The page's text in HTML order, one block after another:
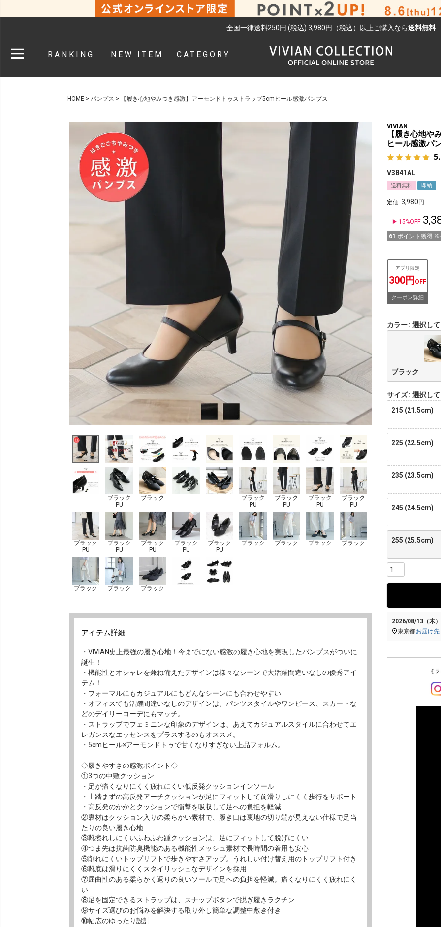
全国一律送料250円 (税込) 3,980円（税込）以上ご購入なら送料無料
RANKING NEW ITEM CATEGORY 検索
HOME パンプス 【履き心地やみつき感激】アーモンドトゥストラップ5cmヒール感激パンプス
ブラック
PU
ブラック
ブラック
PU
ブラック
PU
ブラック
PU
ブラック
PU
ブラック
PU
ブラック
PU
ブラック
PU
ブラック
PU
ブラック
PU
ブラック ブラック ブラック ブラック
ブラック ブラック ブラック
アイテム詳細
・VIVIAN史上最強の履き心地！今までにない感激の履き心地を実現したパンプスがついに
誕生！
・機能性とオシャレを兼ね備えたデザインは様々なシーンで大活躍間違いなしの優秀アイ
テム！
・フォーマルにもカジュアルにもどんなシーンにも合わせやすい
・オフィスでも活躍間違いなしのデザインは、パンツスタイルやワンピース、スカートな
どのデイリーコーデにもマッチ。
・ストラップでフェミニンな印象のデザインは、あえてカジュアルスタイルに合わせてエ
レガンスなエッセンスをプラスするのもオススメ。
・5cmヒール×アーモンドトゥで甘くなりすぎない上品フォルム。
◇履きやすさの感激ポイント◇
①3つの中敷クッション
・足が痛くなりにくく疲れにくい低反発クッションインソール
・土踏まずの高反発アーチクッションが足にフィットして前滑りしにくく歩行をサポート
・高反発のかかとクッションで衝撃を吸収して足への負担を軽減
②裏材はクッション入りの柔らかい素材で、履き口は裏地の切り端が見えない仕様で足当
たりの良い履き心地
③靴擦れしにくいふわふわ踵クッションは、足にフィットして脱げにくい
④つま先は抗菌防臭機能のある機能性メッシュ素材で長時間の着用も安心
⑤削れにくいトップリフトで歩きやすさアップ。うれしい付け替え用のトップリフト付き
⑥靴底は滑りにくくスタイリッシュなデザインを採用
⑦屈曲性のある柔らかく返りの良いソールで足への負担を軽減。痛くなりにくく疲れにく
い
⑧足を固定できるストラップは、スナップボタンで脱ぎ履きラクチン
⑨サイズ選びのお悩みを解決する取り外し簡単な調整中敷き付き
⑩幅広のゆったり設計
VIVIAN
【履き心地や
ヒール感激パ
V3841AL
送料無料 即納
定価 3,980
15%OFF
61 ポイント獲得 ※
アプリ限定
300円 OFF
クーポン詳細
カラー 選択し
ブラック
サイズ
選択し
215 (21.5cm)
225 (22.5cm)
235 (23.5cm)
245 (24.5cm)
255 (25.5cm)
2026/08/13（木）
東京都お届け